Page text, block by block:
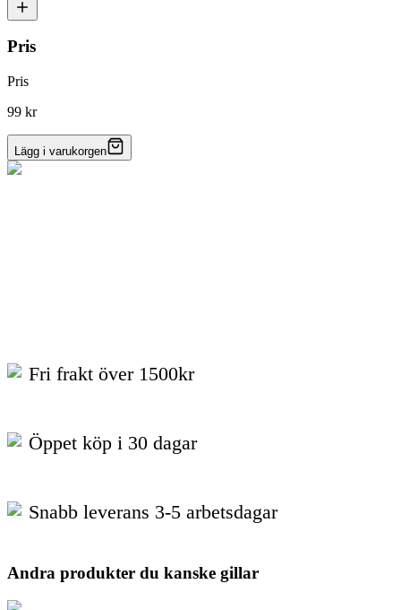
Pris
Pris
99 kr
Lägg i varukorgen
Fri frakt över 1500kr
Öppet köp i 30 dagar
Snabb leverans 3-5 arbetsdagar
Andra produkter du kanske gillar